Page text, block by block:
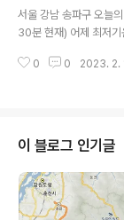
㎍/m³ 미세먼지는 좋
㎍/m³ 자외선 (오후) =
㎍/m³ 미세먼지는 좋
㎍/m³ 자외선 (오후) =
13, 초미세먼지,
서울 강남 송파구 오늘
30분 현재) 어제 최저
다 5도 높은 최저기온,
참조 대기상황 공기질
m³ 미세먼지는 보통
m³ 자외선 (오후) = 보
m³ 미세먼지는 좋음
m³ 자외선 (오후) = 보통
0 0 2023. 2.
이 블로그 인기글